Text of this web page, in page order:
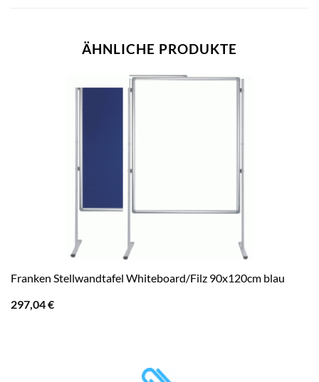
ÄHNLICHE PRODUKTE
Franken Stellwandtafel Whiteboard/Filz 90x120cm blau
297,04€